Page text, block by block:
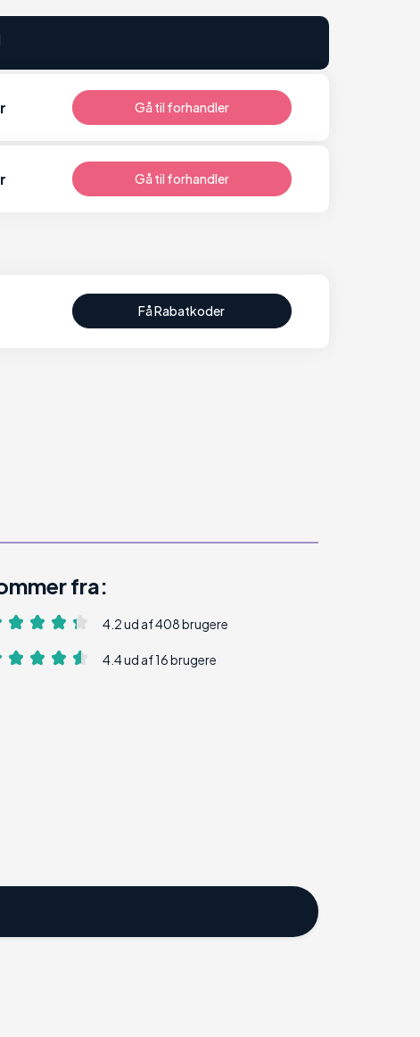
Gå til forhandler
Gå til forhandler
Få Rabatkoder
fra:
4.2 ud af 408 brugere
4.4 ud af 16 brugere